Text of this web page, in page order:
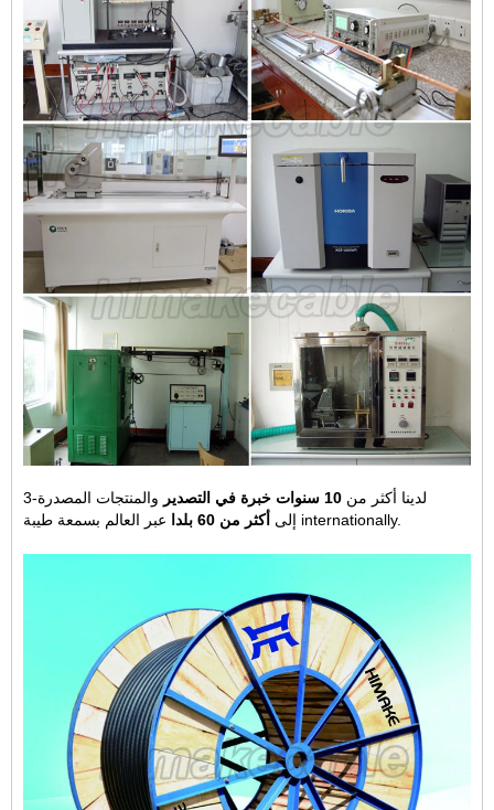
3-لدينا أكثر من 10 سنوات خبرة في التصدير
والمنتجات المصدرة
إلى أكثر من 60 بلدا عبر العالم بسمعة طيبة internationally.